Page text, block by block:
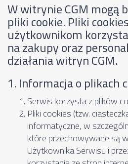
W witrynie CGM mogą
pliki cookie. Pliki
użytkownikom
na zakupy oraz
działania witryn CGM.
1. Informacja o plikach
Serwis korzysta z plików
Pliki cookies (tzw.
informatyczne, w
które przechowywane są
Użytkownika Serwisu i